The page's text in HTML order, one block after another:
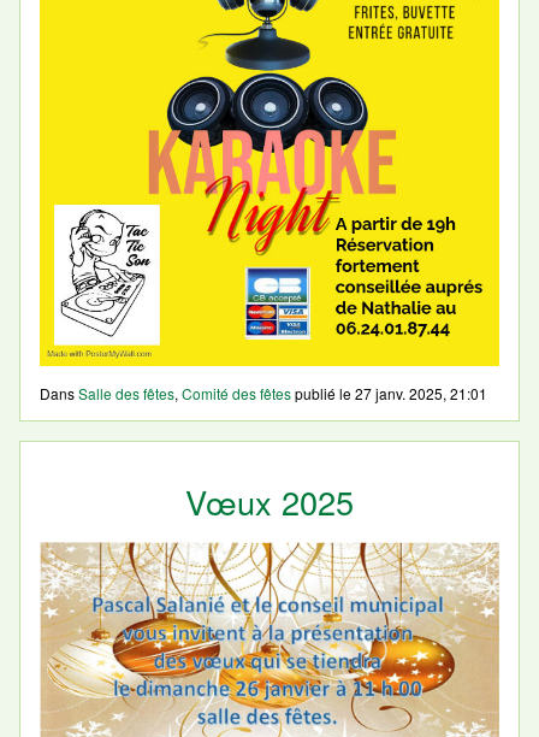
DansSalle des fêtes, Comité des fêtespublié le27 janv. 2025, 21:01
Vœux 2025